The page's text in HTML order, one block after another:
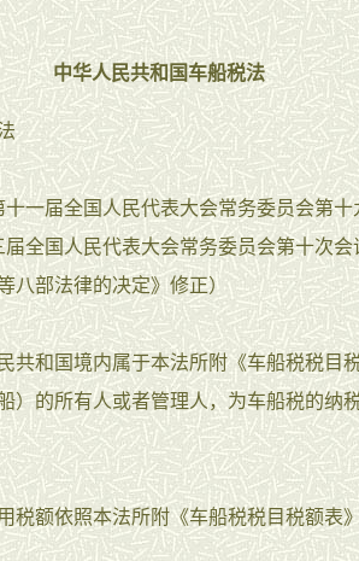
中华人民共和国车船税法
届全国人民代表大会常务委员会第
届全国人民代表大会常务委员会第十次
八部法律的决定》修正）
国境内属于本法所附《车船税税目税
）的所有人或者管理人，为车船税的纳
依照本法所附《车船税税目税额表